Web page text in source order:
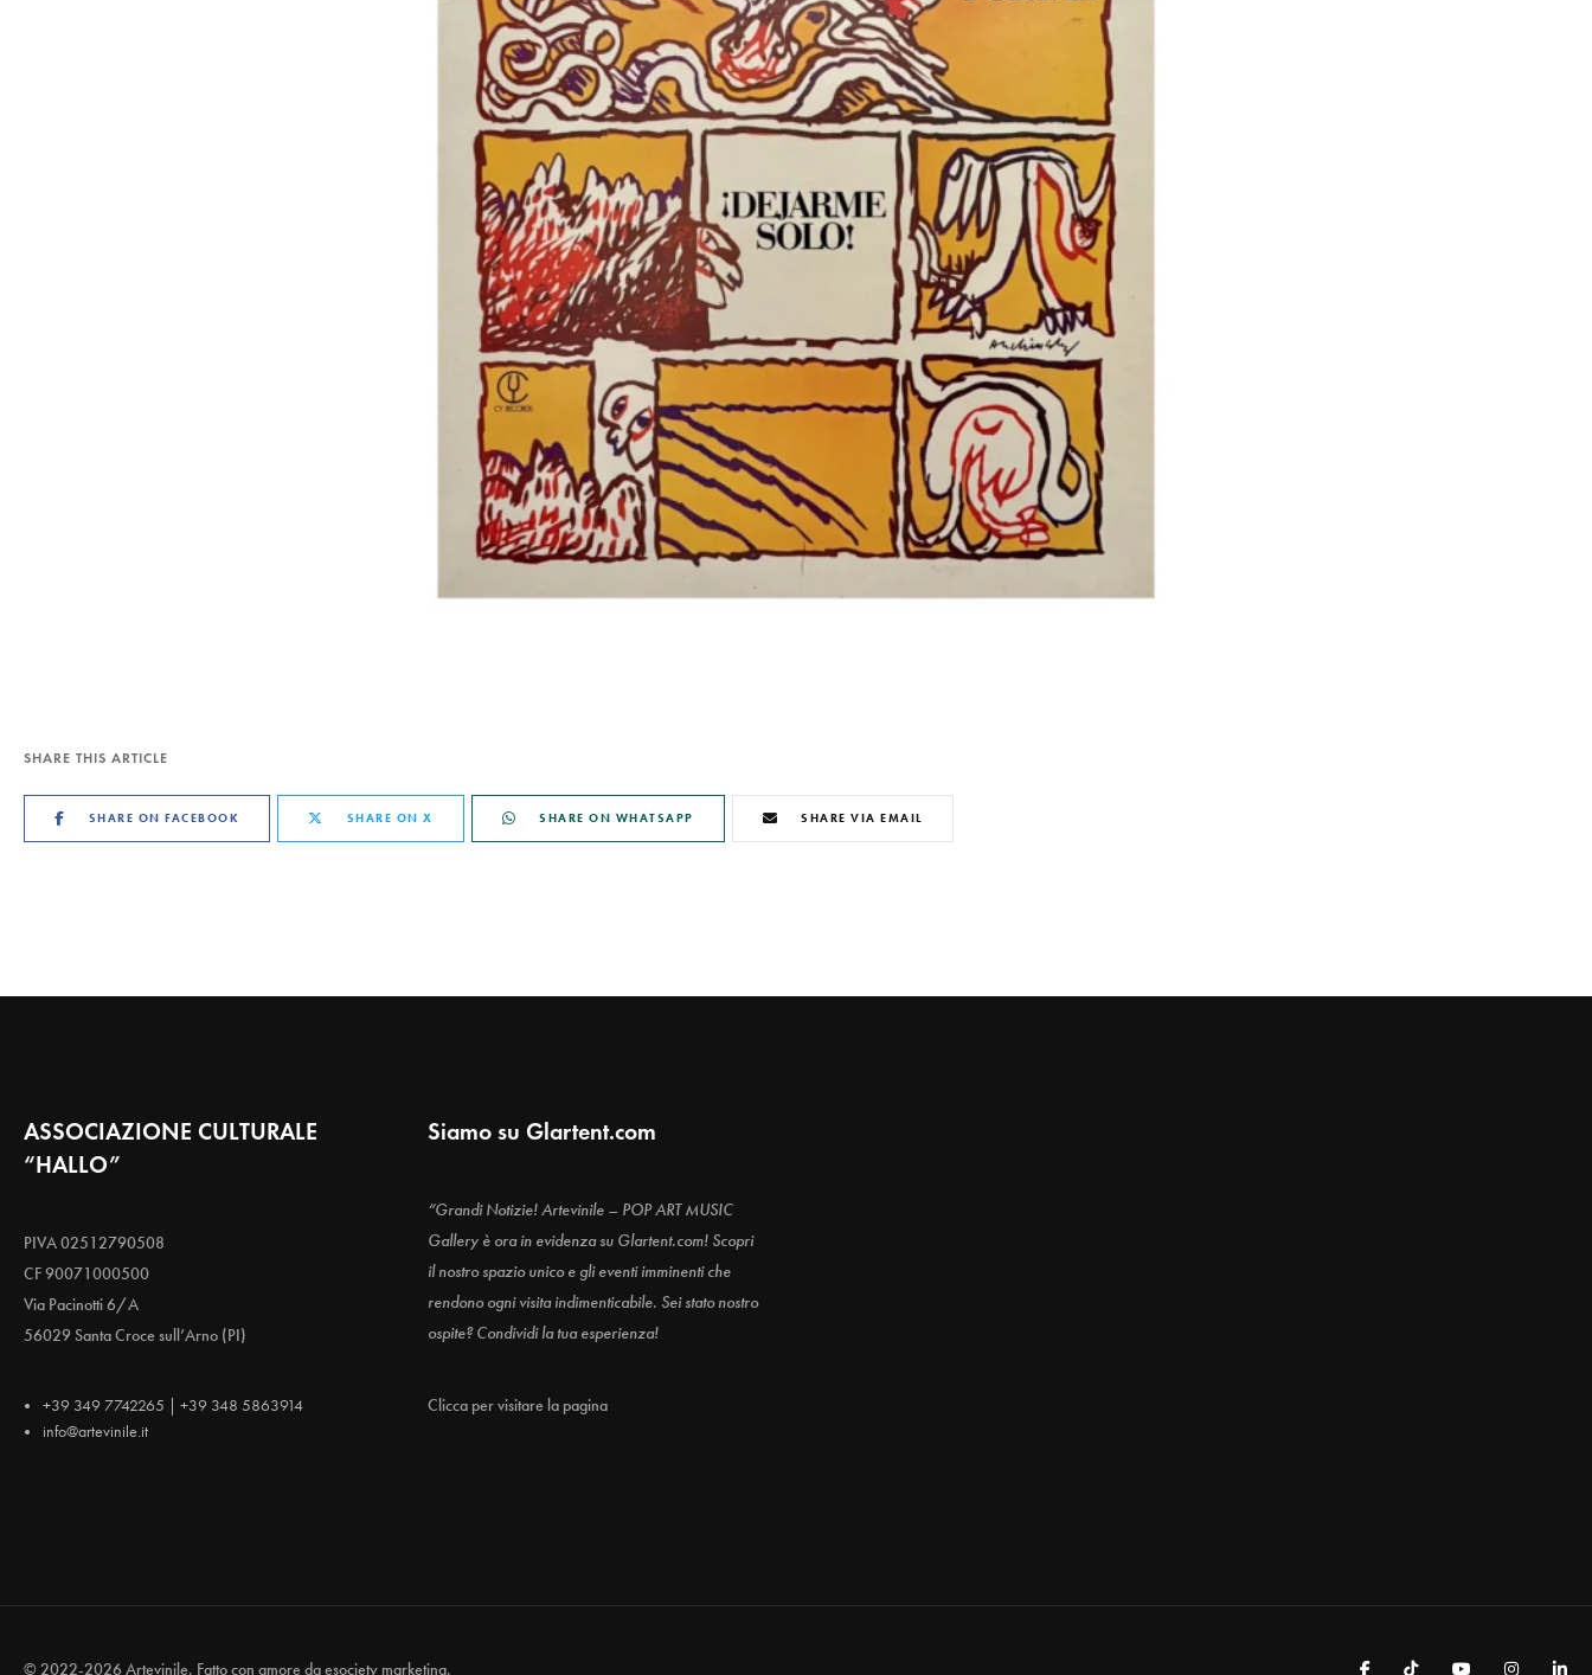
SHARE THIS ARTICLE
SHARE ON FACEBOOK SHARE ON X SHARE ON WHATSAPP SHARE VIA EMAIL
ASSOCIAZIONE CULTURALE
“HALLO”
PIVA 02512790508
CF 90071000500
Via Pacinotti 6/A
56029 Santa Croce sull’Arno (PI)
+39 349 7742265 | +39 348 5863914
info@artevinile.it
Siamo su Glartent.com
“Grandi Notizie! Artevinile – POP ART MUSIC
Gallery è ora in evidenza su Glartent.com! Scopri
il nostro spazio unico e gli eventi imminenti che
rendono ogni visita indimenticabile. Sei stato nostro
ospite? Condividi la tua esperienza!
Clicca per visitare la pagina
© 2022-2026 Artevinile. Fatto con amore daesociety marketing.